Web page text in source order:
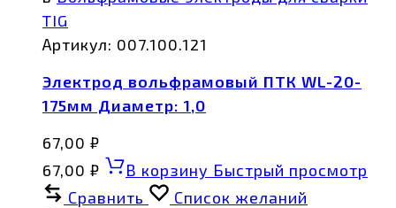
TIG
Артикул: 007.100.121
Электрод вольфрамовый ПТК WL-20-
175мм Диаметр: 1,0
67,00 ₽
67,00 ₽ В корзину Быстрый просмотр
Сравнить
Список желаний